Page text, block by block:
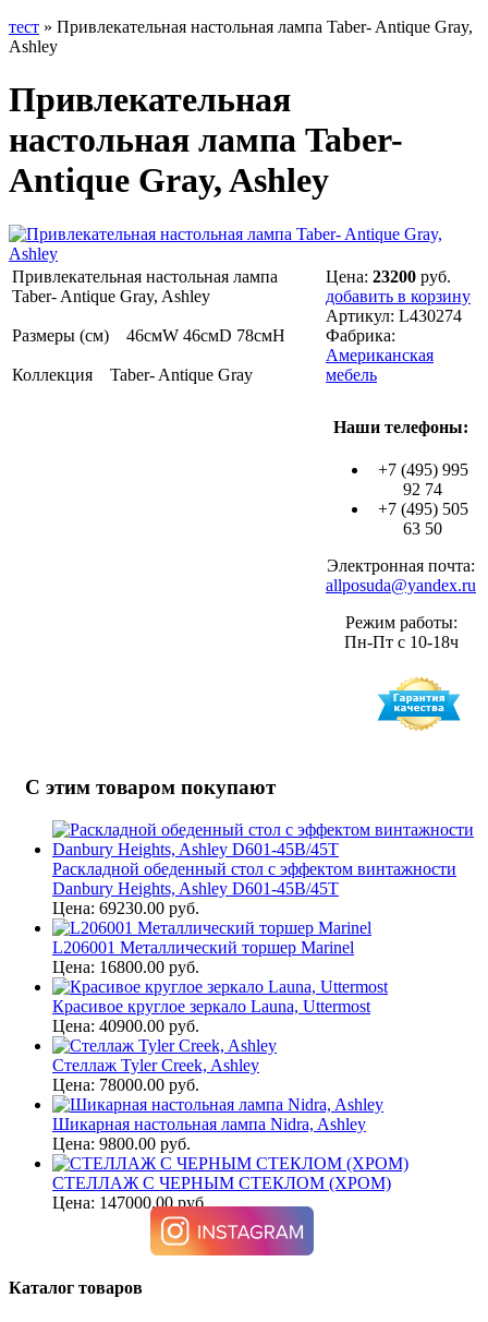
тест » Привлекательная настольная лампа Taber- Antique Gray,
Ashley
Привлекательная
настольная лампа Taber-
Antique Gray, Ashley
Привлекательная настольная лампа
Taber- Antique Gray, Ashley
Размеры (см) 46смW 46смD 78смH
Коллекция Taber- Antique Gray
Цена: 23200 руб.
добавить в корзину
Артикул: L430274
Фабрика:
Американская
мебель
Наши телефоны:
+7 (495) 995
92 74
+7 (495) 505
63 50
Электронная почта:
allposuda@yandex.ru
Режим работы:
Пн-Пт с 10-18ч
С этим товаром покупают
Раскладной обеденный стол с эффектом винтажности
Danbury Heights, Ashley D601-45B/45T
Цена: 69230.00 руб.
L206001 Металлический торшер Marinel
Цена: 16800.00 руб.
Красивое круглое зеркало Launa, Uttermost
Цена: 40900.00 руб.
Стеллаж Tyler Creek, Ashley
Цена: 78000.00 руб.
Шикарная настольная лампа Nidra, Ashley
Цена: 9800.00 руб.
СТЕЛЛАЖ С ЧЕРНЫМ СТЕКЛОМ (ХРОМ)
Цена: 147000.00 руб.
Каталог товаров